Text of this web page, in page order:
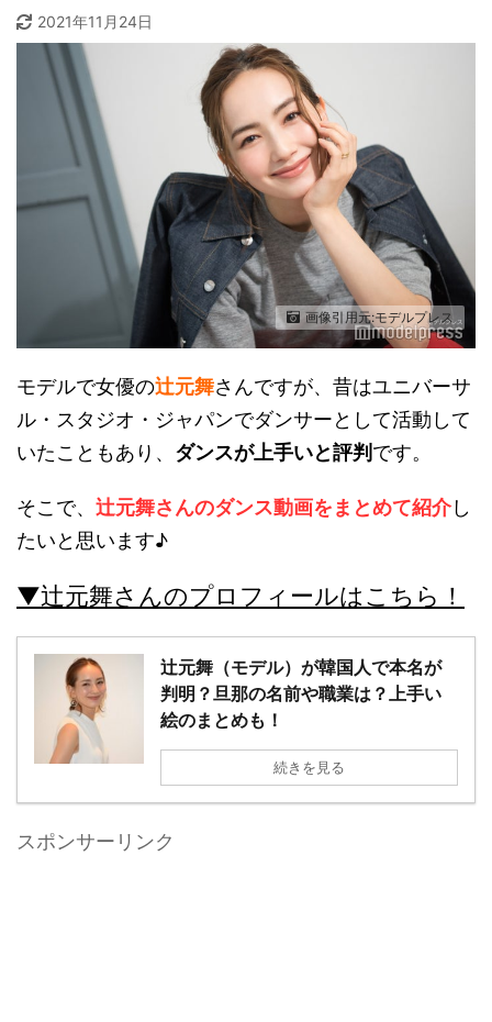
2021年11月24日
画像引用元:モデルプレス
モデルで女優の辻元舞さんですが、昔はユニバーサ
ル・スタジオ・ジャパンでダンサーとして活動して
いたこともあり、 ダンスが上手いと評判 です。
そこで、 辻元舞さんのダンス動画をまとめて紹介し
たいと思います♪
▼辻元舞さんのプロフィールはこちら！
辻元舞（モデル）が韓国人で本名が
判明？旦那の名前や職業は？上手い
絵のまとめも！
続きを見る
スポンサーリンク